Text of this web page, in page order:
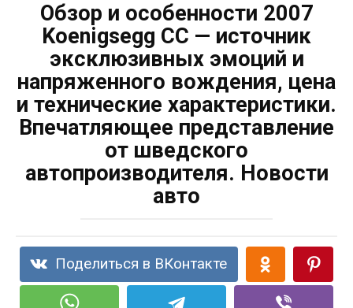
Обзор и особенности 2007
Koenigsegg CC — источник
эксклюзивных эмоций и
напряженного вождения, цена
и технические характеристики.
Впечатляющее представление
от шведского
автопроизводителя. Новости
авто
Поделиться в ВКонтакте